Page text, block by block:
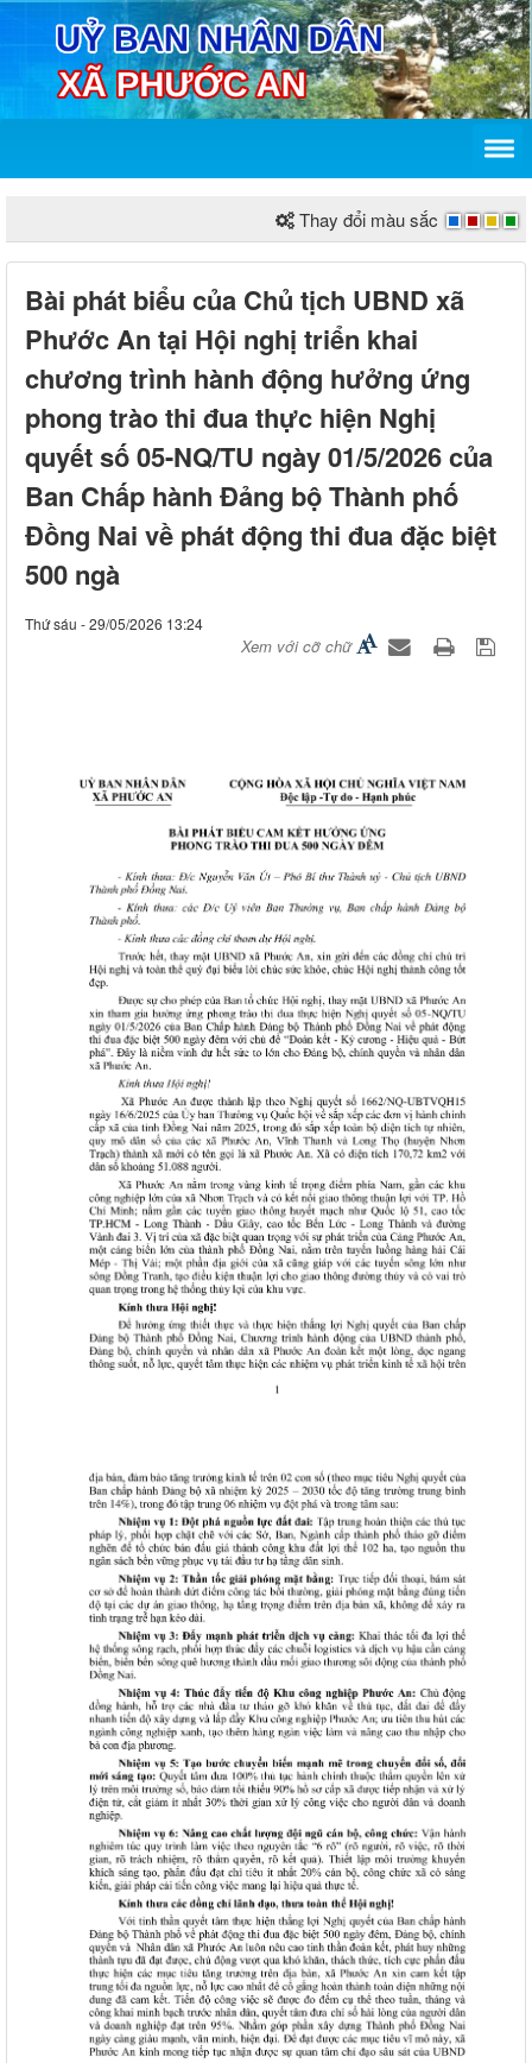
Thay đổi màu sắc
Bài phát biểu của Chủ tịch UBND xã
Phước An tại Hội nghị triển khai
chương trình hành động hưởng ứng
phong trào thi đua thực hiện Nghị
quyết số 05-NQ/TU ngày 01/5/2026 của
Ban Chấp hành Đảng bộ Thành phố
Đồng Nai về phát động thi đua đặc biệt
500 ngà
Thứ sáu - 29/05/2026 13:24
Xem với cỡ chữ